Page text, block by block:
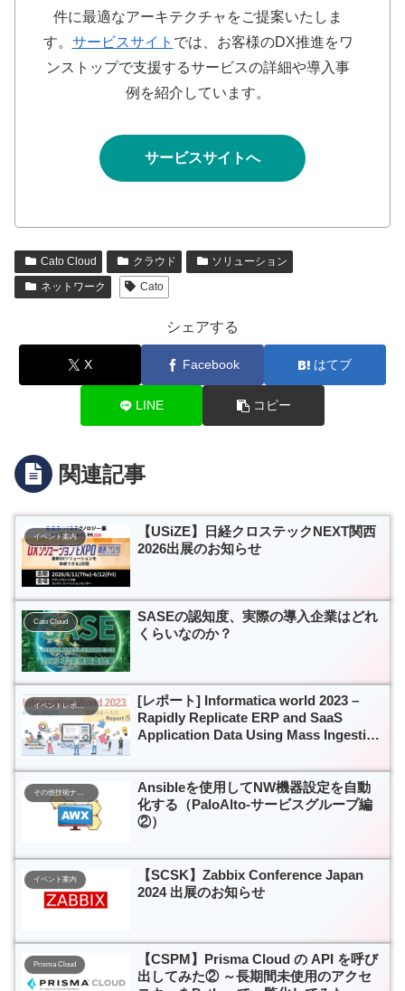
件に最適なアーキテクチャをご提案いたしま
す。 サービスサイト では、お客様のDX推進をワ
ンストップで支援するサービスの詳細や導入事
例を紹介しています。
サービスサイトへ
Cato Cloud クラウド
ソリューション
ネットワーク
Cato
シェアする
X Facebook はてブ
LINE コピー
関連記事
イベント案内
【USiZE】日経クロステックNEXT関西
2026出展のお知らせ
Cato Cloud
SASEの認知度、実際の導入企業はどれ
くらいなのか？
イベントレポート
[レポート] Informatica world 2023 –
Rapidly Replicate ERP and SaaS
Application Data Using Mass Ingestion
その他技術ナレッジ
Ansibleを使用してNW機器設定を自動
化する（PaloAlto-サービスグループ編
②）
イベント案内
【SCSK】Zabbix Conference Japan
2024 出展のお知らせ
Prisma Cloud
【CSPM】Prisma Cloud の API を呼び
出してみた② ～長期間未使用のアクセ